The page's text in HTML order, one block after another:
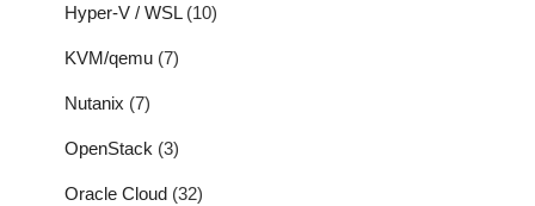
Hyper-V / WSL(10)
KVM/qemu (7)
Nutanix (7)
OpenStack (3)
Oracle Cloud (32)